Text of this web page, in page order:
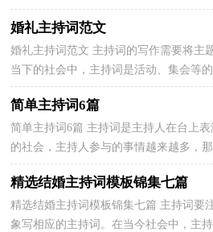
起来参考主持词是怎么写的吧，下面是
婚礼主持词范文
婚礼主持词范文 主持词的写作需要将主
当下的社会中，主持词是活动、集会等
做到重点主题呢？以下是小编为大家收
简单主持词6篇
简单主持词6篇 主持词是主持人在台上
的社会，主持人参与的事情越来越多，
以下是小编帮大家整理的简单主持词6篇
精选结婚主持词模板锦集七篇
精选结婚主持词模板锦集七篇 主持词要
象写相应的主持词。在当今社会中，主